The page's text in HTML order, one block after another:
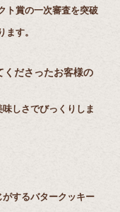
ト賞の一次審査を突破
す。
くださったお客様の
しさでびっくりしま
するバタークッキー